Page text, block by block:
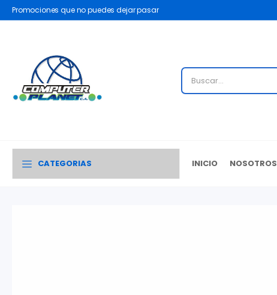
Promociones que no puedes dejar pasar
CATEGORIAS INICIO NOSOTROS